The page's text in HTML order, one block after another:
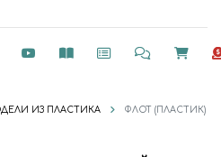
ИЗ ПЛАСТИКА ФЛОТ (ПЛАСТИК)